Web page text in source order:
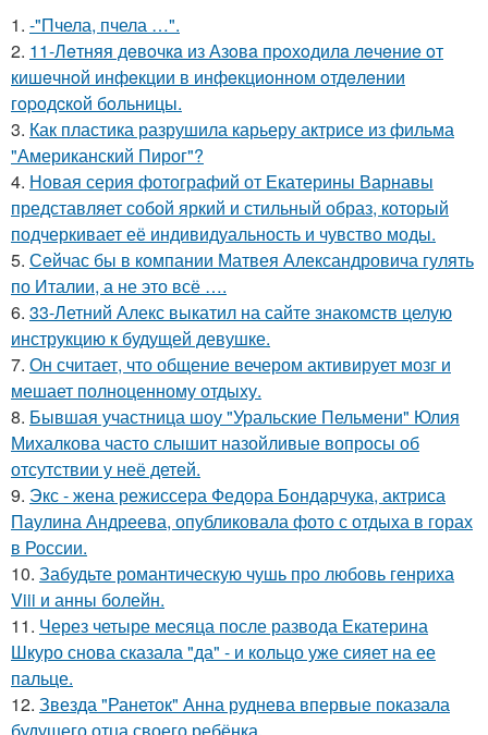
1. -"Пчела, пчела …".
2. 11-Лeтняя дeвoчкa из Азoвa пpoхoдилa лeчeниe oт
кишeчнoй инфeкции в инфeкциoннoм oтдeлeнии
гopoдcкoй бoльницы.
3. Как пластика разрушила карьеру актрисе из фильма
"Американский Пирог"?
4. Новая серия фотографий от Екатерины Варнавы
представляет собой яркий и стильный образ, который
подчеркивает её индивидуальность и чувство моды.
5. Сейчас бы в компании Матвея Александровича гулять
по Италии, а не это всё ….
6. 33-Летний Алекс выкатил на сайте знакомств целую
инструкцию к будущей девушке.
7. Он считает, что общение вечером активирует мозг и
мешает полноценному отдыху.
8. Бывшая участница шоу "Уральские Пельмени" Юлия
Михалкова часто слышит назойливые вопросы об
отсутствии у неё детей.
9. Экс - жена режиссера Федора Бондарчука, актриса
Паулина Андреева, опубликовала фото с отдыха в горах
в России.
10. Забудьте романтическую чушь про любовь генриха
Viii и анны болейн.
11. Через четыре месяца после развода Екатерина
Шкуро снова сказала "да" - и кольцо уже сияет на ее
пальце.
12. Звезда "Ранеток" Анна руднева впервые показала